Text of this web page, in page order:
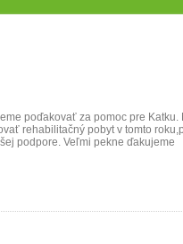
poďakovať za pomoc pre Katku.
rehabilitačný pobyt v tomto
podpore. Veľmi pekne ďakujeme